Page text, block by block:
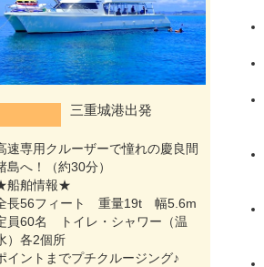
三重城港出発
速専用クルーザーで憧れの慶良間
島へ！（約30分）
船舶情報★
長56フィート 重量19t 幅5.6m
員60名 トイレ・シャワー（温
）各2個所
イントまでプチクルージング♪